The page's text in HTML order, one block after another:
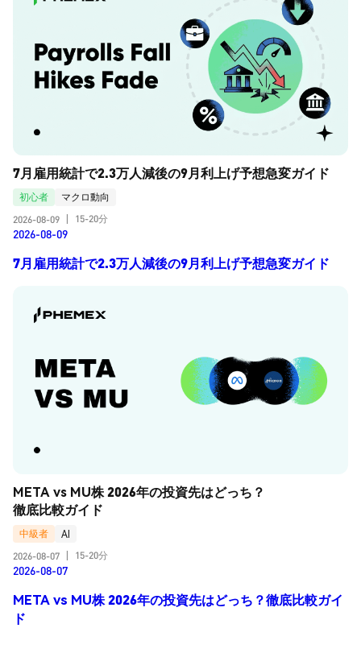
7月雇用統計で2.3万人減後の9月利上げ予想急変ガイド
初心者
マクロ動向
2026-08-09
15-20分
2026-08-09
7月雇用統計で2.3万人減後の9月利上げ予想急変ガイド
META vs MU株 2026年の投資先はどっち？
徹底比較ガイド
中級者
AI
2026-08-07
15-20分
2026-08-07
META vs MU株 2026年の投資先はどっち？徹底比較ガイ
ド